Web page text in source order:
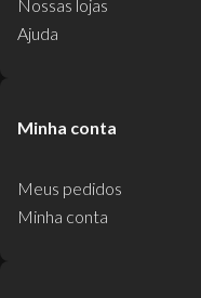
Nossas lojas
Ajuda
Minha conta
Meus pedidos
Minha conta